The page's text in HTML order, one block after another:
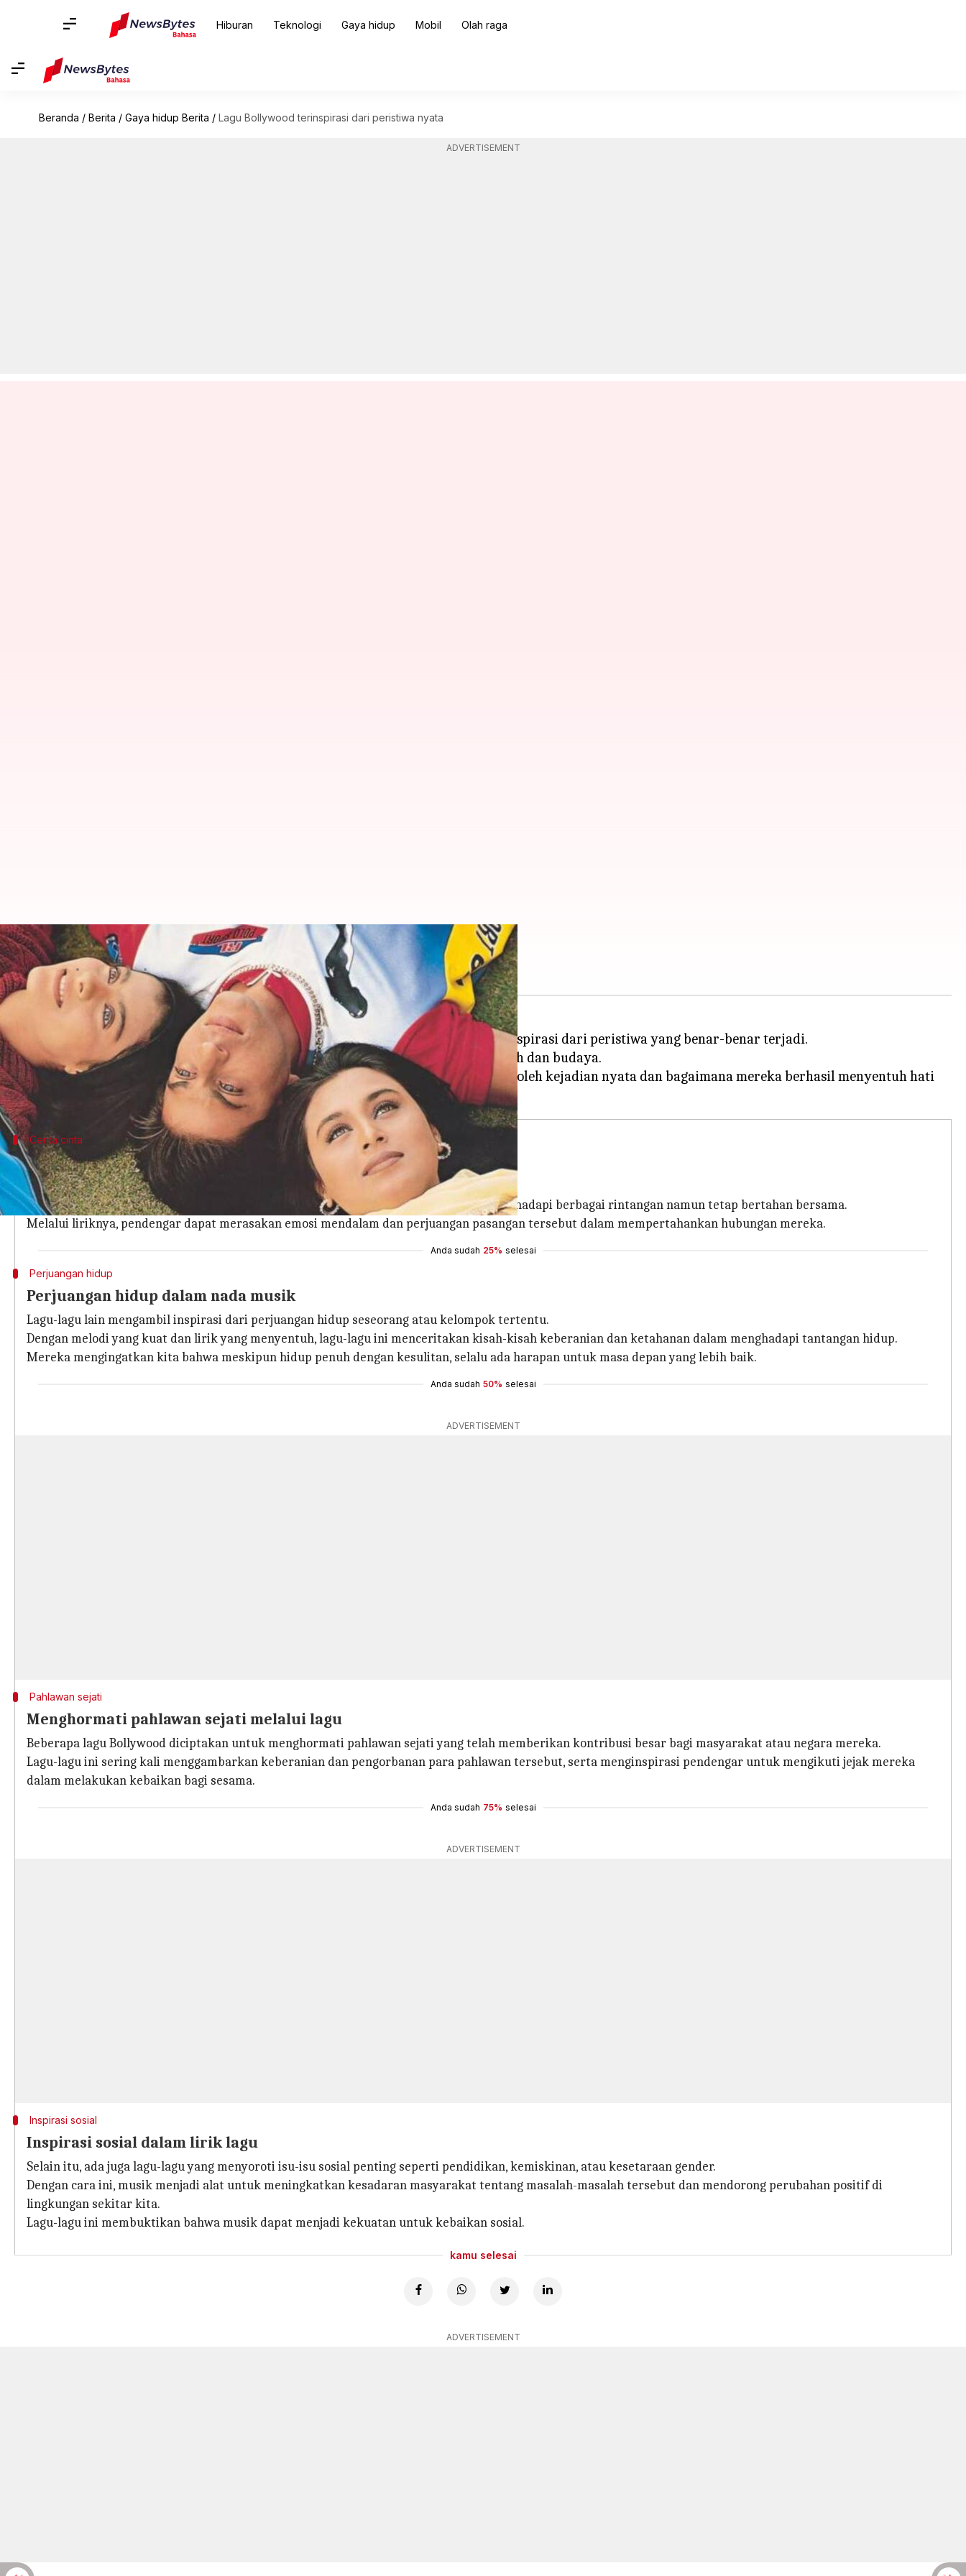
Hiburan Teknologi Gaya hidup Mobil Olah raga
Beranda / Berita / Gaya hidup Berita / Lagu Bollywood terinspirasi dari peristiwa nyata
ADVERTISEMENT
Lagu Bollywood terinspirasi dari peristiwa nyata
menulis Bob May 05, 2025 09:27 am
Apa ceritanya
Lagu Bollywood sering kali menjadi cerminan dari kehidupan nyata, mengambil inspirasi dari peristiwa yang benar-benar terjadi.
Musik ini tidak hanya menghibur tetapi juga memberikan wawasan tentang sejarah dan budaya.
Dalam artikel ini, kita akan membahas beberapa lagu Bollywood yang terinspirasi oleh kejadian nyata dan bagaimana mereka berhasil menyentuh hati
Cerita cinta
Kisah cinta sejati di balik lirik
Beberapa lagu Bollywood terkenal terinspirasi oleh kisah cinta sejati.
Misalnya, ada lagu yang menggambarkan perjalanan cinta sepasang kekasih yang menghadapi berbagai rintangan namun tetap bertahan bersama.
Melalui liriknya, pendengar dapat merasakan emosi mendalam dan perjuangan pasangan tersebut dalam mempertahankan hubungan mereka.
Anda sudah 25% selesai
Perjuangan hidup
Perjuangan hidup dalam nada musik
Lagu-lagu lain mengambil inspirasi dari perjuangan hidup seseorang atau kelompok tertentu.
Dengan melodi yang kuat dan lirik yang menyentuh, lagu-lagu ini menceritakan kisah-kisah keberanian dan ketahanan dalam menghadapi tantangan hidup.
Mereka mengingatkan kita bahwa meskipun hidup penuh dengan kesulitan, selalu ada harapan untuk masa depan yang lebih baik.
Anda sudah 50% selesai
ADVERTISEMENT
Pahlawan sejati
Menghormati pahlawan sejati melalui lagu
Beberapa lagu Bollywood diciptakan untuk menghormati pahlawan sejati yang telah memberikan kontribusi besar bagi masyarakat atau negara mereka.
Lagu-lagu ini sering kali menggambarkan keberanian dan pengorbanan para pahlawan tersebut, serta menginspirasi pendengar untuk mengikuti jejak mereka
dalam melakukan kebaikan bagi sesama.
Anda sudah 75% selesai
ADVERTISEMENT
Inspirasi sosial
Inspirasi sosial dalam lirik lagu
Selain itu, ada juga lagu-lagu yang menyoroti isu-isu sosial penting seperti pendidikan, kemiskinan, atau kesetaraan gender.
Dengan cara ini, musik menjadi alat untuk meningkatkan kesadaran masyarakat tentang masalah-masalah tersebut dan mendorong perubahan positif di
lingkungan sekitar kita.
Lagu-lagu ini membuktikan bahwa musik dapat menjadi kekuatan untuk kebaikan sosial.
kamu selesai
ADVERTISEMENT